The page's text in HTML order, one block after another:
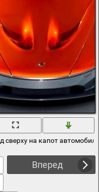
сверху на капот
Вперед